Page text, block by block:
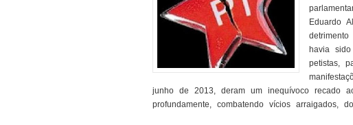
Eduardo
havia
petistas,
junho de 2013, deram um inequívoco recado
profundamente, combatendo vícios arraigados,